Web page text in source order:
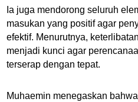
Ia juga mendorong seluruh
masukan yang positif agar
efektif. Menurutnya,
menjadi kunci agar
terserap dengan tepat.
Muhaemin menegaskan